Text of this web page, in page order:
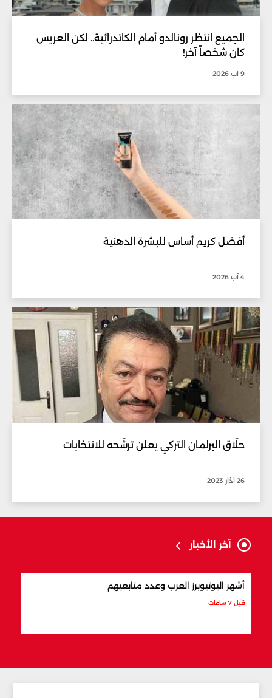
الجميع انتظر رونالدو أمام الكاتدرائية.. لكن العريس
كان شخصاً آخر!
9 آب 2026
أفضل كريم أساس للبشرة الدهنية
4 آب 2026
حلّاق البرلمان التركي يعلن ترشّحه للانتخابات
26 آذار 2023
آخر الأخبار
أشهر اليوتيوبرز العرب وعدد متابعيهم
قبل 7 ساعات